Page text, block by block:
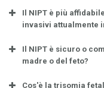
Il NIPT è più
invasivi attualmente
Il NIPT è sicuro o
madre o del feto?
Cos'è la trisomia